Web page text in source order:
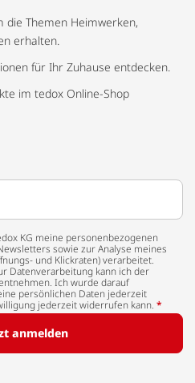
die Themen Heimwerken,
erhalten.
für Ihr Zuhause entdecken.
im tedox Online-Shop
KG meine personenbezogenen
sowie zur Analyse meines
und Klickraten) verarbeitet.
Datenverarbeitung kann ich der
Ich wurde darauf
persönlichen Daten jederzeit
jederzeit widerrufen kann. *
anmelden